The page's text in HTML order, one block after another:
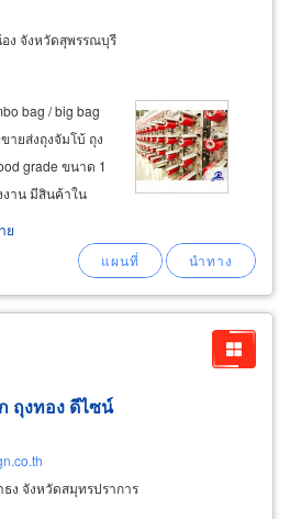
ง จังหวัดสุพรรณบุรี
bag / big bag
ายส่งถุงจัมโบ้ ถุง
grade ขนาด 1
งาน มีสินค้าใน
ยถุงจัมโบ้ใส่
บรรจุข้าวสารได้ 1
ย
ถุงทอง ดีไซน์
ธง จังหวัดสมุทรปราการ